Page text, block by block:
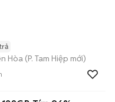
Hòa (P. Tam Hiệp mới)